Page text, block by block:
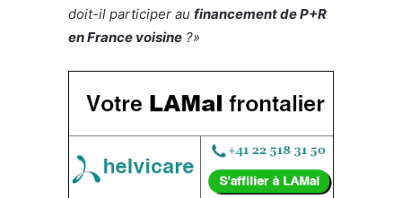
doit-il participer au financement de P+R
en France voisine ?»